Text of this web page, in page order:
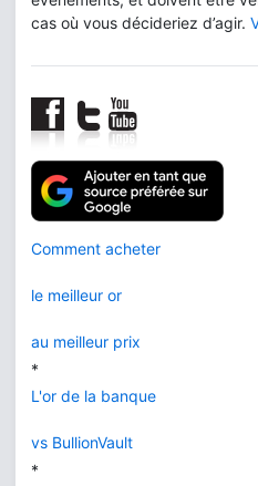
cas où vous décideriez d’agir.
Comment acheter
le meilleur or
au meilleur prix
*
L'or de la banque
vs BullionVault
*